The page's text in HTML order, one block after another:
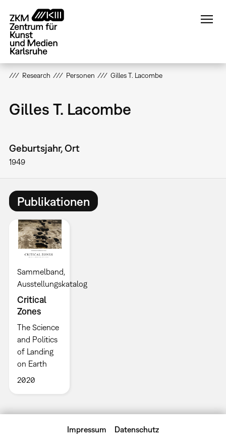
zum
Inhalt
Research Personen Gilles T. Lacombe
Gilles T. Lacombe
Geburtsjahr, Ort
1949
Publikationen
Sammelband
Ausstellungskatalog
Critical
Zones
The Science
and Politics
of Landing
on Earth
2020
Impressum Datenschutz